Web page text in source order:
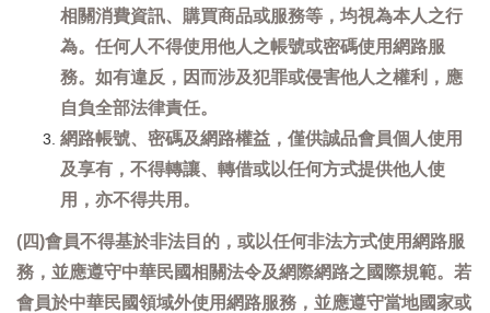
相關消費資訊、購買商品或服務等，均視為本人之行
為。任何人不得使用他人之帳號或密碼使用網路服
務。如有違反，因而涉及犯罪或侵害他人之權利，應
自負全部法律責任。
網路帳號、密碼及網路權益，僅供誠品會員個人使用
及享有，不得轉讓、轉借或以任何方式提供他人使
用，亦不得共用。
(四)會員不得基於非法目的，或以任何非法方式使用網路服
務，並應遵守中華民國相關法令及網際網路之國際規範。若
會員於中華民國領域外使用網路服務，並應遵守當地國家或